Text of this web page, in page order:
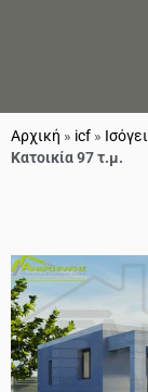
Αρχική » icf »
Κατοικία 97 τ.μ.